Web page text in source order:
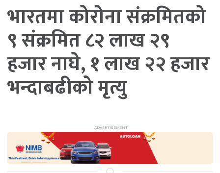
भारतमा कोरोना संक्रमितको
९ संक्रमित ८२ लाख २९
हजार नाघे, १ लाख २२ हजार
भन्दाबढीको मृत्यु